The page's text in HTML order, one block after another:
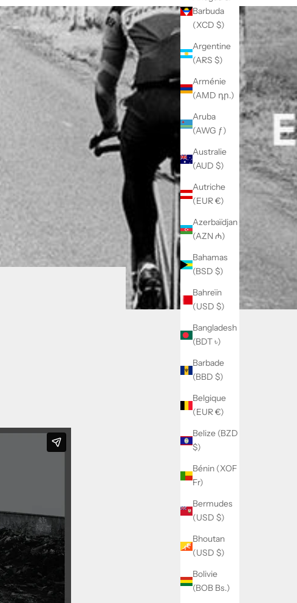
Barbuda
(XCD $)
Argentine
(ARS $)
Arménie
(AMD դր.)
Aruba
(AWG ƒ)
Australie
(AUD $)
Autriche
(EUR €)
Azerbaïdjan
(AZN ₼)
Bahamas
(BSD $)
Bahreïn
(USD $)
Bangladesh
(BDT ৳)
Barbade
(BBD $)
Belgique
(EUR €)
Belize (BZD
$)
Bénin (XOF
Fr)
Bermudes
(USD $)
Bhoutan
(USD $)
Bolivie
(BOB Bs.)